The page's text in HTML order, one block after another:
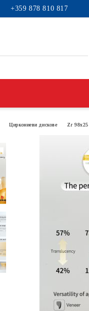
+359 878 810 817
Циркониеви дискове Zr 98x25